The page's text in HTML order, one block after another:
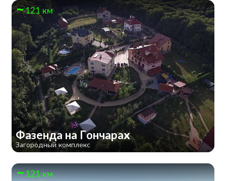
121 км
Фазенда на Гончарах
Загородный комплекс
121 км